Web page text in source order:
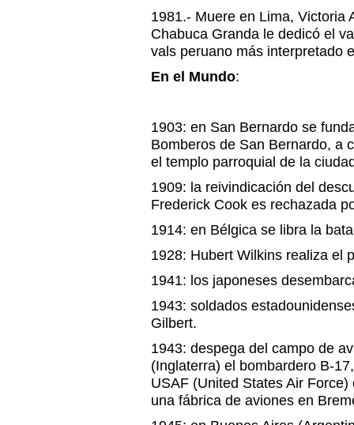
1981.- Muere en Lima, Victoria
Chabuca Granda le dedicó el
vals peruano más interpretado
En el Mundo:
1903: en San Bernardo se
Bomberos de San Bernardo, a
el templo parroquial de la
1909: la reivindicación del
Frederick Cook es rechazada
1914: en Bélgica se libra la
1928: Hubert Wilkins realiza el
1941: los japoneses
1943: soldados
Gilbert.
1943: despega del campo de
(Inglaterra) el bombardero B-
USAF (United States Air
una fábrica de aviones en